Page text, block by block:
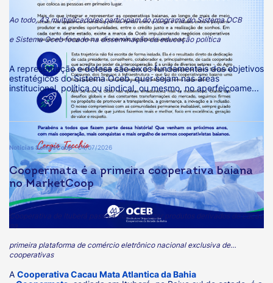
Ao todo, 43 multiplicadores participam do programa do Sistema OCB
e Sistema Oceb focado na disseminação da educação política
A representação e defesa são eixos fundamentais dos objetivos
estratégicos do Sistema Oceb, quer sejam nas áreas
institucional, política ou sindical, ou mesmo, no aperfeiçoame...
Coopermata é a primeira cooperativa baiana
no MarketCoop
Notícias SomosCoop 04/07/2026
Cooperativa de Ituberá passa a comercializar produtos derivados do cacau
primeira plataforma de comércio eletrônico nacional exclusiva de
cooperativas
A Cooperativa Cacau Mata Atlantica da Bahia